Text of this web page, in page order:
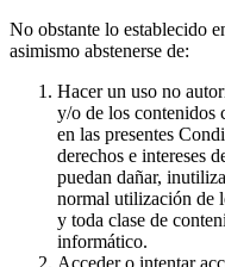
No obstante lo establecido
asimismo abstenerse de:
Hacer un uso no
y/o de los contenidos
en las presentes
derechos e intereses
puedan dañar,
normal utilización de
y toda clase de
informático.
Acceder o intentar